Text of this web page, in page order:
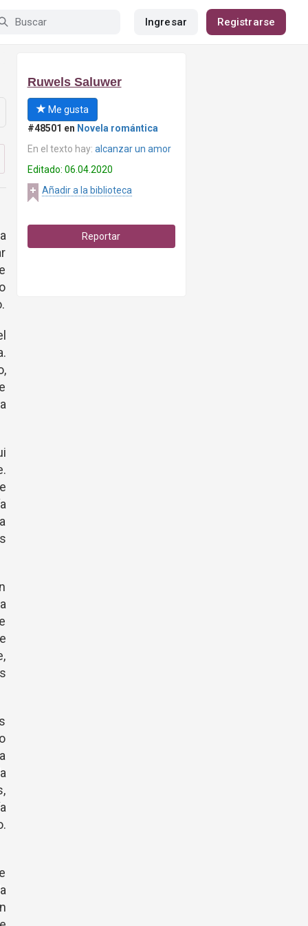
Ingresar Registrarse
Ruwels Saluwer
Me gusta
#48501 en Novela romántica
En el texto hay: alcanzar un amor
Editado: 06.04.2020
Añadir a la biblioteca
Reportar